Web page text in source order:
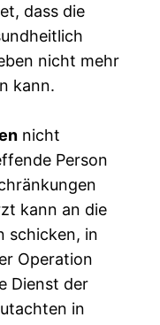
dass die
nicht mehr
kann.
nicht
Person
kann an die
schicken, in
Operation
Dienst der
in